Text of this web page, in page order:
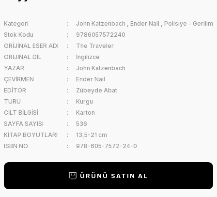
Kategori John Katzenbach , Ender Nail , Polisiye - Gerilim
Stok Kodu
9786057572240
ORİJİNAL ESER ADI
The Traveler
ORİJİNAL DİL
İngilizce
YAZAR
John Katzenbach
ÇEVİRMEN
Ender Nail
EDİTÖR
Zübeyde Abat
TÜRÜ
Kurgu
CİLT BİLGİSİ
Karton
SAYFA SAYISI
536
KİTAP BOYUTLARI
13,5-21 cm
ISBN NO
978-605-7572-24-0
ÜRÜNÜ SATIN AL